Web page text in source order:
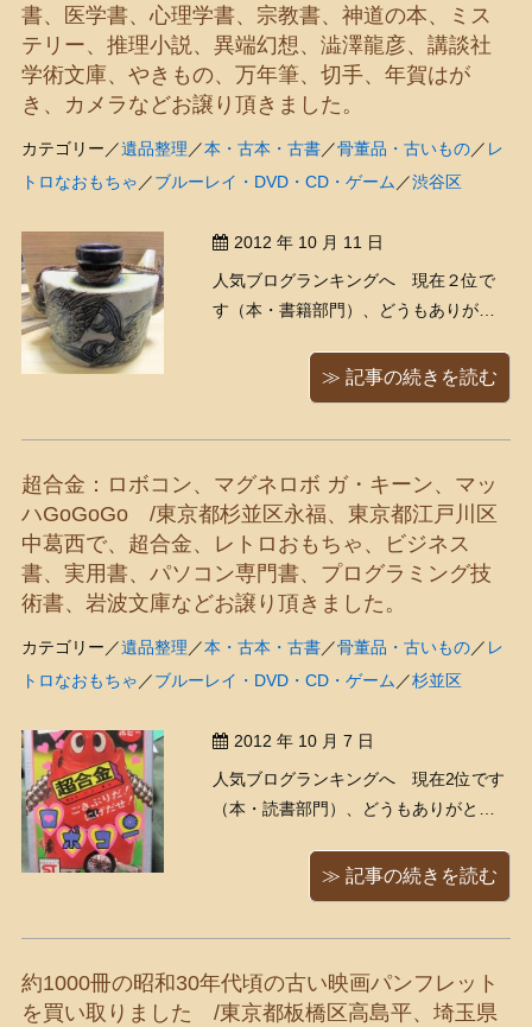
書、医学書、心理学書、宗教書、神道の本、ミス
テリー、推理小説、異端幻想、澁澤龍彦、講談社
学術文庫、やきもの、万年筆、切手、年賀はが
き、カメラなどお譲り頂きました。
カテゴリー／遺品整理／本・古本・古書／骨董品・古いもの／ レ
トロなおもちゃ／ブルーレイ・DVD・CD・ゲーム／渋谷区
2012 年 10 月 11 日
人気ブログランキングへ 現在２位で
す（本・書籍部門）、どうもありがと
やきものです。 これは抱瓶（だちび
ん）といって、沖縄地方で用いられる
魚は生きている」と評した ...
≫ 記事の続きを読む
超合金：ロボコン、マグネロボ ガ・キーン、マッ
ハGoGoGo /東京都杉並区永福、東京都江戸川区
中葛西で、超合金、レトロおもちゃ、ビジネス
書、実用書、パソコン専門書、プログラミング技
術書、岩波文庫などお譲り頂きました。
カテゴリー／遺品整理／本・古本・古書／骨董品・古いもの／ レ
トロなおもちゃ／ブルーレイ・DVD・CD・ゲーム／杉並区
2012 年 10 月 7 日
人気ブログランキングへ 現在2位です
（本・読書部門）、どうもありがとう
が出るんだ～～（*＾ω＾*）」とくまき
ちが昨日から楽しみにしていた買い取
197 ...
≫ 記事の続きを読む
約1000冊の昭和30年代頃の古い映画パンフレット
を買い取りました /東京都板橋区高島平、埼玉県